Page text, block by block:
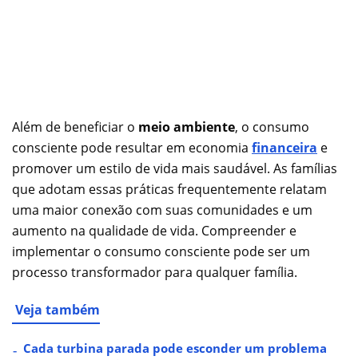
Além de beneficiar o meio ambiente, o consumo
consciente pode resultar em economia financeira e
promover um estilo de vida mais saudável. As famílias
que adotam essas práticas frequentemente relatam
uma maior conexão com suas comunidades e um
aumento na qualidade de vida. Compreender e
implementar o consumo consciente pode ser um
processo transformador para qualquer família.
Veja também
Cada turbina parada pode esconder um problema